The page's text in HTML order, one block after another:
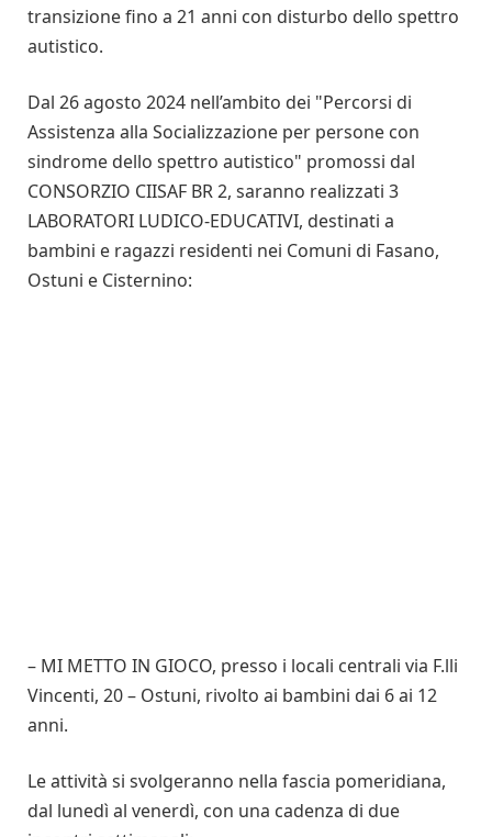
transizione fino a 21 anni con disturbo dello spettro
autistico.
Dal 26 agosto 2024 nell’ambito dei "Percorsi di
Assistenza alla Socializzazione per persone con
sindrome dello spettro autistico" promossi dal
CONSORZIO CIISAF BR 2, saranno realizzati 3
LABORATORI LUDICO-EDUCATIVI, destinati a
bambini e ragazzi residenti nei Comuni di Fasano,
Ostuni e Cisternino:
– MI METTO IN GIOCO, presso i locali centrali via F.lli
Vincenti, 20 – Ostuni, rivolto ai bambini dai 6 ai 12
anni.
Le attività si svolgeranno nella fascia pomeridiana,
dal lunedì al venerdì, con una cadenza di due